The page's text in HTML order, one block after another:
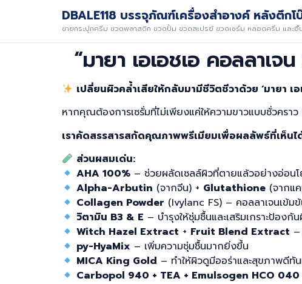
DBALE118 บรรจุภัณฑ์เครื่องสำอางค์ หลังตึกโ
ขายกระปุกครีม ขวดพลาสติก ขวดปั้ม ขวดสเปรย์ ขวดเซรั่ม หลอดครีม และอื่
“มายา เอเอชเอ คอลลาเจ
เปลี่ยนผิวคล้ำเสียให้กลับมามีชีวิตชีวาด้วย ‘มายา เ
หากคุณต้องการเซรั่มที่ไม่เพียงแค่ให้ความขาวแบบชั่วคร
เราคัดสรรสารสกัดคุณภาพพรีเมียมเพื่อผลลัพธ์ที่เห็นไ
ส่วนผสมเด่น:
AHA 100% – ช่วยผลัดเซลล์ผิวที่ตายแล้วอย่างอ่อนโ
Alpha-Arbutin (จากจีน) + Glutathione (จากแ
Collagen Powder (Ivylanc FS) – คอลลาเจนเข้ม
วิตามิน B3 & E – บำรุงให้ชุ่มชื้นและเสริมเกราะป้องกั
Witch Hazel Extract + Fruit Blend Extract
py-HyaMix – เพิ่มความชุ่มชื้นมากยิ่งขึ้น
MICA King Gold – ทำให้ผิวดูมีออร่าและสุขภาพดีทั
Carbopol 940 + TEA + Emulsogen HCO 040